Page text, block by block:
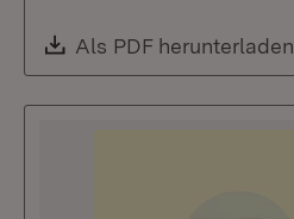
Download:
Als PDF herunterladen